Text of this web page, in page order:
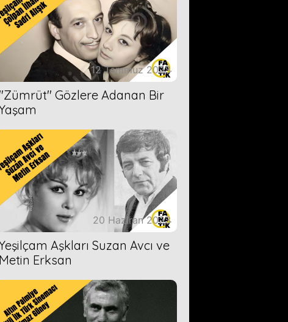
12 Temmuz 2023
''Zümrüt'' Gözlere Adanan Bir
20 Haziran 2023
Aşkları Suzan Avcı ve
Metin Erksan